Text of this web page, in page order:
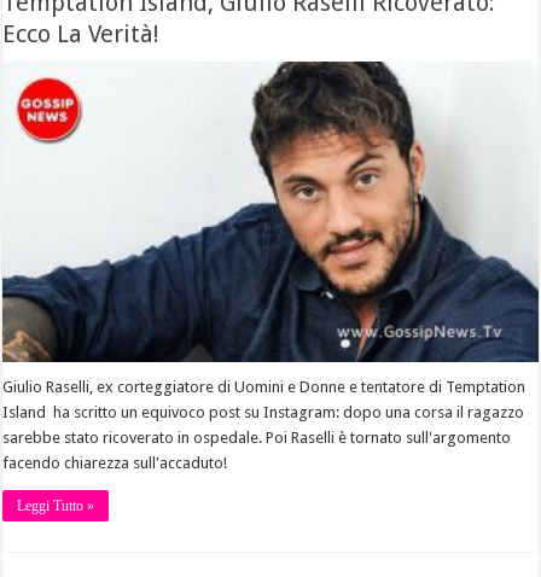
Ecco La Verità!
Giulio Raselli, ex corteggiatore di Uomini e Donne e tentatore di Temptation
Island ha scritto un equivoco post su Instagram: dopo una corsa il ragazzo
sarebbe stato ricoverato in ospedale. Poi Raselli è tornato sull'argomento
facendo chiarezza sull'accaduto!
Leggi Tutto »